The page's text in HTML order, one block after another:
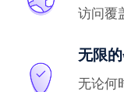
访问覆
无限
无论何